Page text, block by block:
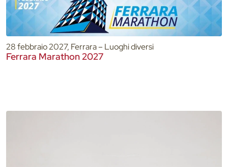
28 febbraio 2027, Ferrara – Luoghi diversi
Ferrara Marathon 2027